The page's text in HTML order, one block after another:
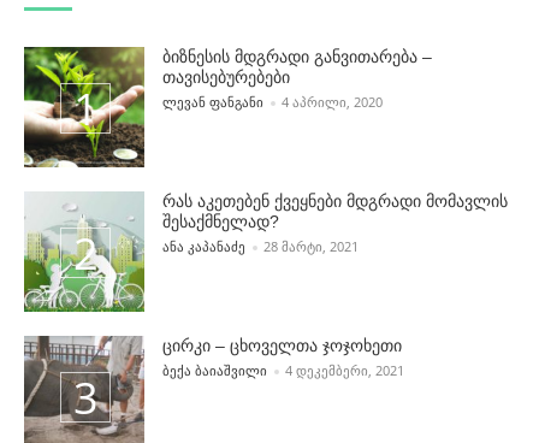
ბიზნესის მდგრადი განვითარება –
თავისებურებები
POSTED BY
ᲚᲔᲕᲐᲜ ᲤᲐᲜᲒᲐᲜᲘ 4 ᲐᲞᲠᲘᲚᲘ, 2020
რას აკეთებენ ქვეყნები მდგრადი მომავლის
შესაქმნელად?
POSTED BY
ᲐᲜᲐ ᲙᲐᲞᲐᲜᲐᲫᲔ 28 ᲛᲐᲠᲢᲘ, 2021
ცირკი – ცხოველთა ჯოჯოხეთი
POSTED BY
ᲑᲔᲥᲐ ᲑᲐᲘᲐᲨᲕᲘᲚᲘ 4 ᲓᲔᲙᲔᲛᲑᲔᲠᲘ, 2021